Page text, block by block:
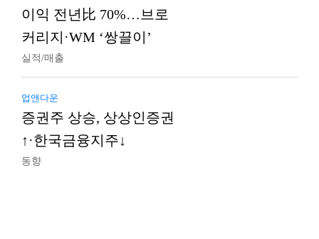
이익 전년比 70%…브로
커리지·WM ‘쌍끌이’
실적/매출
업앤다운
증권주 상승, 상상인증권
↑·한국금융지주↓
동향